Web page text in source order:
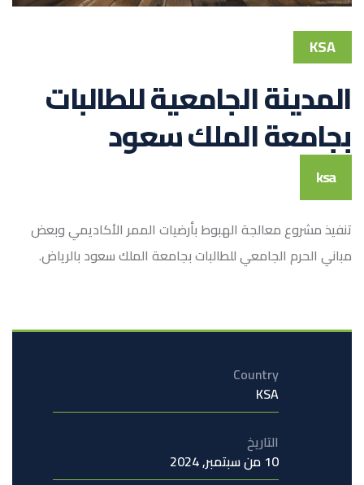
KSA
المدينة الجامعية للطالبات
بجامعة الملك سعود
ksa
تنفيذ مشروع معالجة الهبوط بأرضيات الممر الأكاديمي وبعض
مباني الحرم الجامعي للطالبات بجامعة الملك سعود بالرياض.
Country
KSA
التاريخ
10 من سبتمبر, 2024